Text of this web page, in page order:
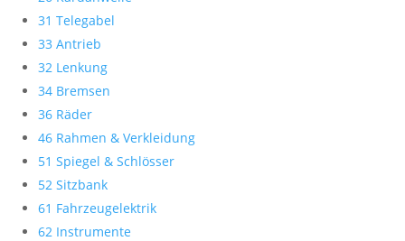
31 Telegabel
33 Antrieb
32 Lenkung
34 Bremsen
36 Räder
46 Rahmen & Verkleidung
51 Spiegel & Schlösser
52 Sitzbank
61 Fahrzeugelektrik
62 Instrumente